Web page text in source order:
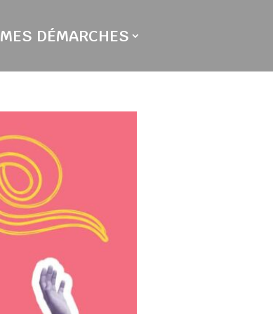
MES DÉMARCHES